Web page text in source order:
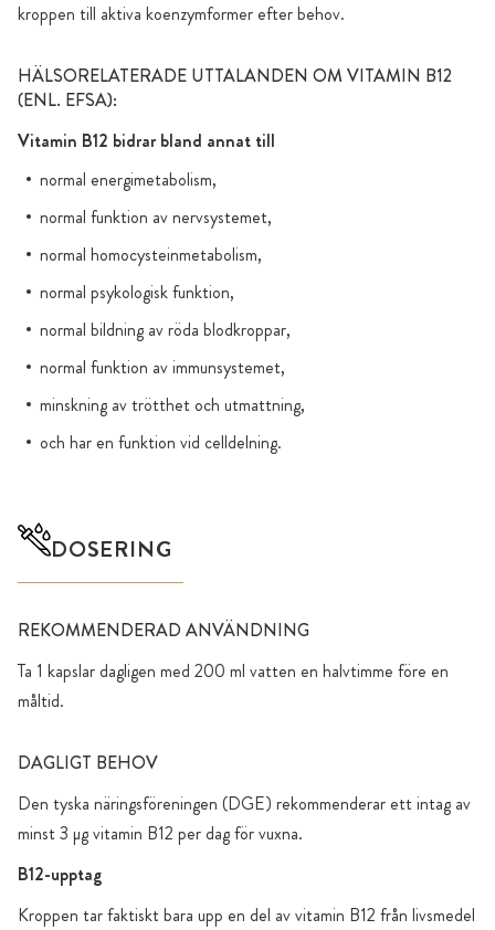
kroppen till aktiva koenzymformer efter behov.
HÄLSORELATERADE UTTALANDEN OM VITAMIN B12
(ENL. EFSA):
Vitamin B12 bidrar bland annat till
normal energimetabolism,
normal funktion av nervsystemet,
normal homocysteinmetabolism,
normal psykologisk funktion,
normal bildning av röda blodkroppar,
normal funktion av immunsystemet,
minskning av trötthet och utmattning,
och har en funktion vid celldelning.
DOSERING
REKOMMENDERAD ANVÄNDNING
Ta 1 kapslar dagligen med 200 ml vatten en halvtimme före en
måltid.
DAGLIGT BEHOV
Den tyska näringsföreningen (DGE) rekommenderar ett intag av
minst 3 µg vitamin B12 per dag för vuxna.
B12-upptag
Kroppen tar faktiskt bara upp en del av vitamin B12 från livsmedel